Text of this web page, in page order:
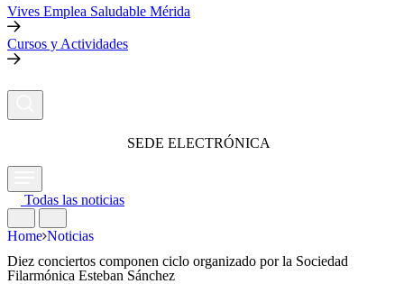
Vives Emplea Saludable Mérida
Cursos y Actividades
SEDE ELECTRÓNICA
Todas las noticias
Home Noticias
Diez conciertos componen ciclo organizado por la Sociedad
Filarmónica Esteban Sánchez